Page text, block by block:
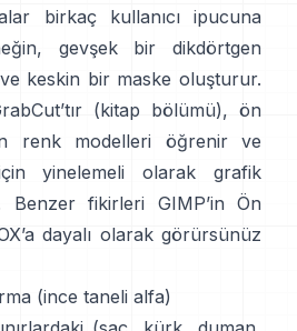
birkaç kullanıcı ipucuna
gevşek bir dikdörtgen
keskin bir maske oluşturur.
’tır (kitap bölümü), ön
renk modelleri öğrenir ve
yinelemeli olarak grafik
Benzer fikirleri GIMP’in Ön
’a dayalı olarak görürsünüz
(ince taneli alfa)